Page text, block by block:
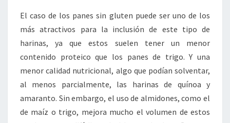
El caso de los panes sin gluten puede ser uno de los
más atractivos para la inclusión de este tipo de
harinas, ya que estos suelen tener un menor
contenido proteico que los panes de trigo. Y una
menor calidad nutricional, algo que podían solventar,
al menos parcialmente, las harinas de quínoa y
amaranto. Sin embargo, el uso de almidones, como el
de maíz o trigo, mejora mucho el volumen de estos